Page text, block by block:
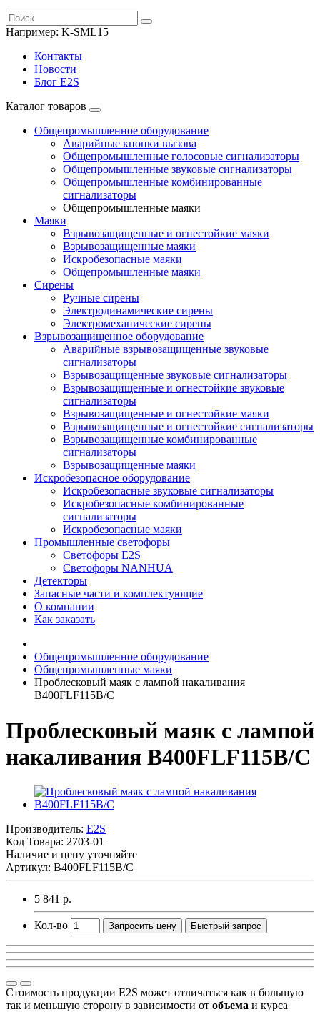
Например: K-SML15
Контакты
Новости
Блог E2S
Каталог товаров
Общепромышленное оборудование
Аварийные кнопки вызова
Общепромышленные голосовые сигнализаторы
Общепромышленные звуковые сигнализаторы
Общепромышленные комбинированные
сигнализаторы
Общепромышленные маяки
Маяки
Взрывозащищенные и огнестойкие маяки
Взрывозащищенные маяки
Искробезопасные маяки
Общепромышленные маяки
Сирены
Ручные сирены
Электродинамические сирены
Электромеханические сирены
Взрывозащищенное оборудование
Аварийные взрывозащищенные звуковые
сигнализаторы
Взрывозащищенные звуковые сигнализаторы
Взрывозащищенные и огнестойкие звуковые
сигнализаторы
Взрывозащищенные и огнестойкие маяки
Взрывозащищенные и огнестойкие сигнализаторы
Взрывозащищенные комбинированные
сигнализаторы
Взрывозащищенные маяки
Искробезопасное оборудование
Искробезопасные звуковые сигнализаторы
Искробезопасные комбинированные
сигнализаторы
Искробезопасные маяки
Промышленные светофоры
Светофоры E2S
Светофоры NANHUA
Детекторы
Запасные части и комплектующие
О компании
Как заказать
Общепромышленное оборудование
Общепромышленные маяки
Проблесковый маяк с лампой накаливания
B400FLF115B/C
Проблесковый маяк с лампой
накаливания B400FLF115B/C
Производитель: E2S
Код Товара: 2703-01
Наличие и цену уточняйте
Артикул: B400FLF115B/C
5 841 р.
Кол-во Запросить цену Быстрый запрос
Стоимость продукции E2S может отличаться как в большую
так и меньшую сторону в зависимости от объема и курса